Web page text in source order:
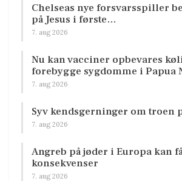
Chelseas nye forsvarsspiller
på Jesus i første…
7. aug 2026
Nu kan vacciner opbevares
forebygge sygdomme i Papua
7. aug 2026
Syv kendsgerninger om troen
7. aug 2026
Angreb på jøder i Europa kan
konsekvenser
7. aug 2026